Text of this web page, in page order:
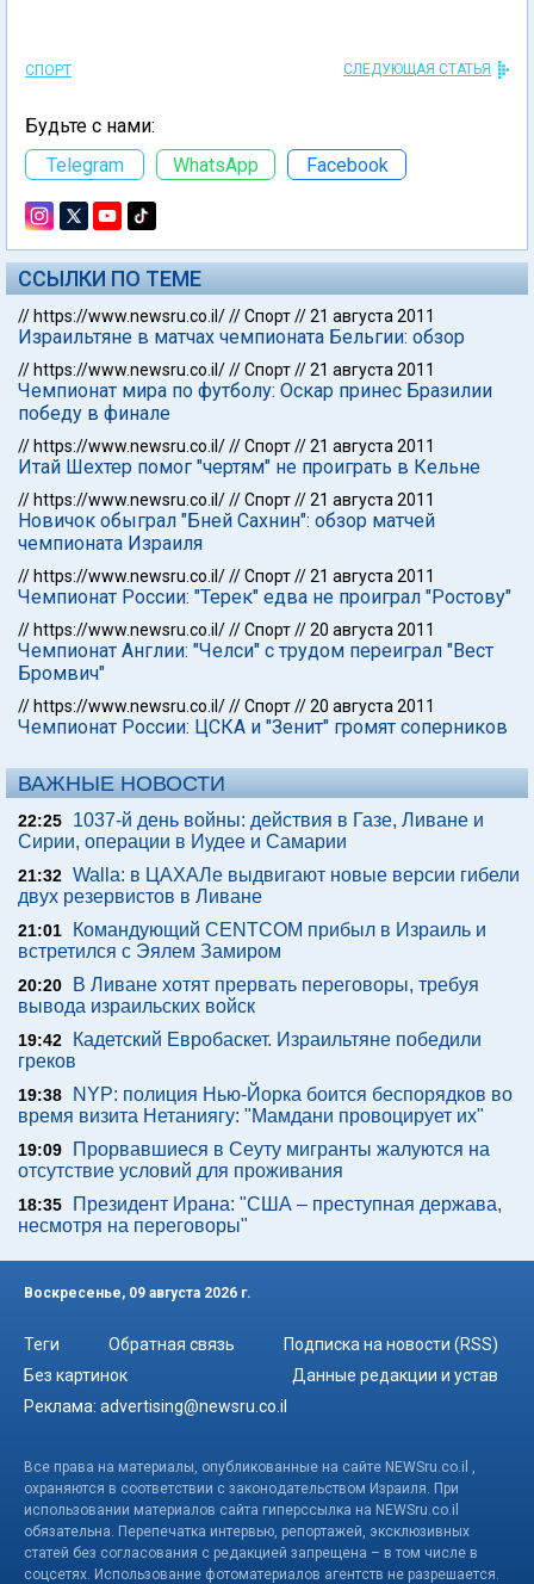
СПОРТ СЛЕДУЮЩАЯ СТАТЬЯ
Будьте с нами:
Telegram
WhatsApp Facebook
ССЫЛКИ ПО ТЕМЕ
// https://www.newsru.co.il///Спорт//21 августа 2011
Израильтяне в матчах чемпионата Бельгии: обзор
// https://www.newsru.co.il///Спорт//21 августа 2011
Чемпионат мира по футболу: Оскар принес Бразилии
победу в финале
// https://www.newsru.co.il///Спорт//21 августа 2011
Итай Шехтер помог "чертям" не проиграть в Кельне
// https://www.newsru.co.il///Спорт//21 августа 2011
Новичок обыграл "Бней Сахнин": обзор матчей
чемпионата Израиля
// https://www.newsru.co.il///Спорт//21 августа 2011
Чемпионат России: "Терек" едва не проиграл "Ростову"
// https://www.newsru.co.il///Спорт//20 августа 2011
Чемпионат Англии: "Челси" с трудом переиграл "Вест
Бромвич"
// https://www.newsru.co.il///Спорт//20 августа 2011
Чемпионат России: ЦСКА и "Зенит" громят соперников
ВАЖНЫЕ НОВОСТИ
22:25
1037-й день войны: действия в Газе, Ливане и
Сирии, операции в Иудее и Самарии
21:32 Walla: в ЦАХАЛе выдвигают новые версии гибели
двух резервистов в Ливане
21:01
Командующий CENTCOM прибыл в Израиль и
встретился с Эялем Замиром
20:20
В Ливане хотят прервать переговоры, требуя
вывода израильских войск
19:42
Кадетский Евробаскет. Израильтяне победили
греков
19:38
NYP: полиция Нью-Йорка боится беспорядков во
время визита Нетаниягу: "Мамдани провоцирует их"
19:09
Прорвавшиеся в Сеуту мигранты жалуются на
отсутствие условий для проживания
18:35
Президент Ирана: "США – преступная держава,
несмотря на переговоры"
Воскресенье, 09 августа 2026 г.
Теги Обратная связь
Подписка на новости (RSS)
Без картинок
Данные редакции и устав
Реклама: advertising@newsru.co.il
Все права на материалы, опубликованные на сайте NEWSru.co.il ,
охраняются в соответствии с законодательством Израиля. При
использовании материалов сайта гиперссылка на NEWSru.co.il
обязательна. Перепечатка интервью, репортажей, эксклюзивных
статей без согласования с редакцией запрещена – в том числе в
соцсетях. Использование фотоматериалов агентств не разрешается.